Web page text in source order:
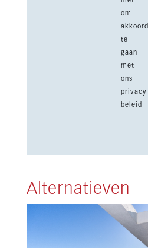
om
akkoord
te
gaan
met
ons
privacy
beleid
Alternatieven